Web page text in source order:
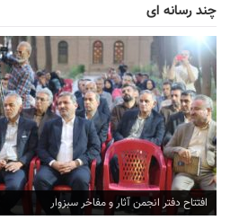
چند رسانه ای
افتتاح دفتر انجمن آثار و مفاخر سبزوار